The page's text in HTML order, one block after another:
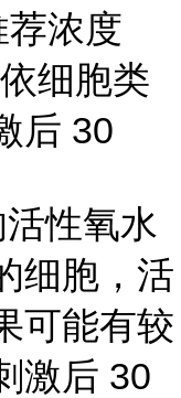
浓度
细胞类
后 30
性氧水
细胞，活
可能有较
激后 30